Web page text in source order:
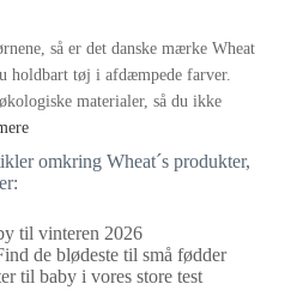
så er det danske mærke Wheat
holdbart tøj i afdæmpede farver.
materialer, så du ikke
omkring Wheat´s produkter,
til vinteren 2026
de blødeste til små fødder
til baby i vores store test